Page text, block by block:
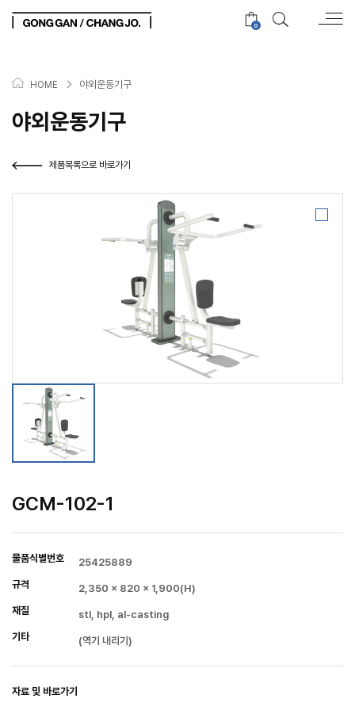
0
HOME > 야외운동기구
야외운동기구
제품목록으로 바로가기
GCM-102-1
물품식별번호
25425889
규격
2,350 × 820 × 1,900(H)
재질
stl, hpl, al-casting
기타
(역기 내리기)
자료 및 바로가기